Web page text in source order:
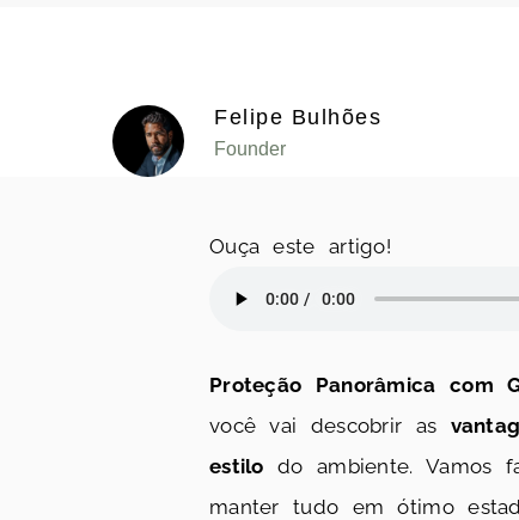
Felipe Bulhões
Founder
Ouça este artigo!
Proteção Panorâmica com
você vai descobrir as
estilo do ambiente. Vamos
manter tudo em ótimo